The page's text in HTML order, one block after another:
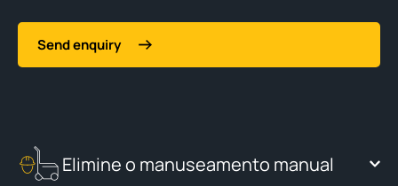
Send enquiry
Elimine o manuseamento manual